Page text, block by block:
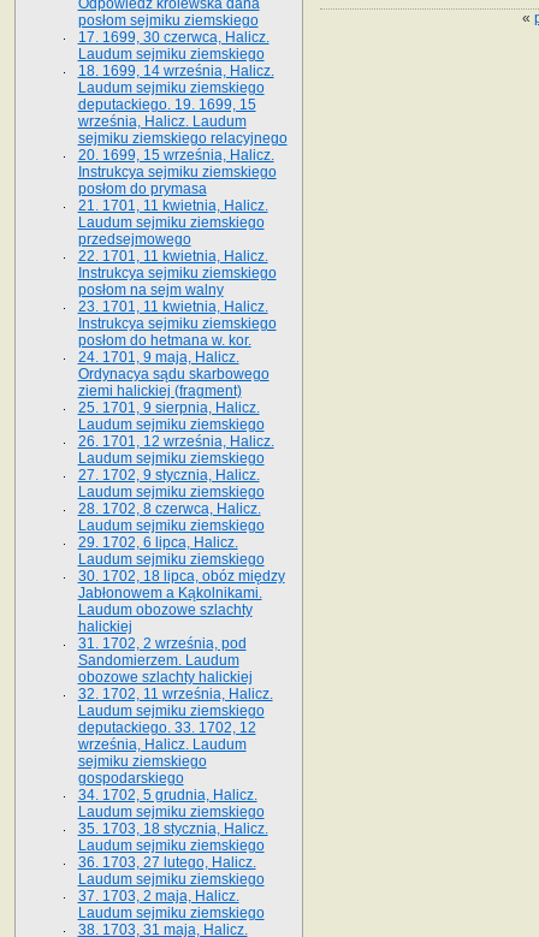
«
Odpowiedź królewska dana
posłom sejmiku ziemskiego
17. 1699, 30 czerwca, Halicz.
Laudum sejmiku ziemskiego
18. 1699, 14 września, Halicz.
Laudum sejmiku ziemskiego
deputackiego. 19. 1699, 15
września, Halicz. Laudum
sejmiku ziemskiego relacyjnego
20. 1699, 15 września, Halicz.
Instrukcya sejmiku ziemskiego
posłom do prymasa
21. 1701, 11 kwietnia, Halicz.
Laudum sejmiku ziemskiego
przedsejmowego
22. 1701, 11 kwietnia, Halicz.
Instrukcya sejmiku ziemskiego
posłom na sejm walny
23. 1701, 11 kwietnia, Halicz.
Instrukcya sejmiku ziemskiego
posłom do hetmana w. kor.
24. 1701, 9 maja, Halicz.
Ordynacya sądu skarbowego
ziemi halickiej (fragment)
25. 1701, 9 sierpnia, Halicz.
Laudum sejmiku ziemskiego
26. 1701, 12 września, Halicz.
Laudum sejmiku ziemskiego
27. 1702, 9 stycznia, Halicz.
Laudum sejmiku ziemskiego
28. 1702, 8 czerwca, Halicz.
Laudum sejmiku ziemskiego
29. 1702, 6 lipca, Halicz.
Laudum sejmiku ziemskiego
30. 1702, 18 lipca, obóz między
Jabłonowem a Kąkolnikami.
Laudum obozowe szlachty
halickiej
31. 1702, 2 września, pod
Sandomierzem. Laudum
obozowe szlachty halickiej
32. 1702, 11 września, Halicz.
Laudum sejmiku ziemskiego
deputackiego. 33. 1702, 12
września, Halicz. Laudum
sejmiku ziemskiego
gospodarskiego
34. 1702, 5 grudnia, Halicz.
Laudum sejmiku ziemskiego
35. 1703, 18 stycznia, Halicz.
Laudum sejmiku ziemskiego
36. 1703, 27 lutego, Halicz.
Laudum sejmiku ziemskiego
37. 1703, 2 maja, Halicz.
Laudum sejmiku ziemskiego
38. 1703, 31 maja, Halicz.